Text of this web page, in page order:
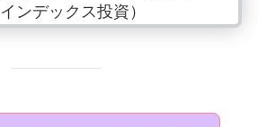
ンデックス投資）
10万円〜20万円の収入を